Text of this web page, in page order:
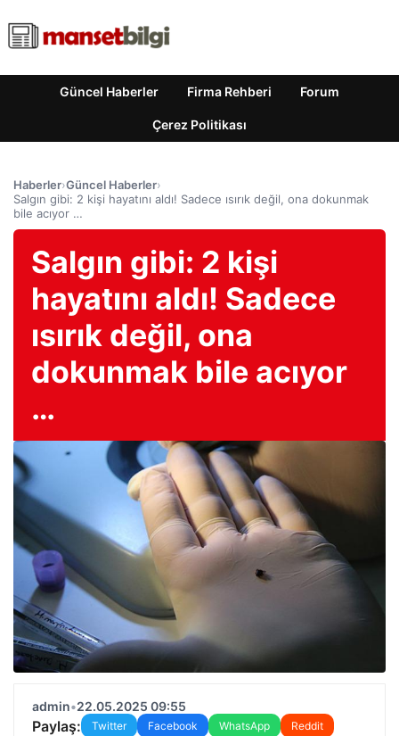
Güncel Haberler Firma Rehberi Forum
Çerez Politikası
Haberler›Güncel Haberler›
Salgın gibi: 2 kişi hayatını aldı! Sadece ısırık değil, ona dokunmak
bile acıyor …
Salgın gibi: 2 kişi
hayatını aldı! Sadece
ısırık değil, ona
dokunmak bile acıyor
…
admin•22.05.2025 09:55
Paylaş: Twitter Facebook WhatsApp
Reddit